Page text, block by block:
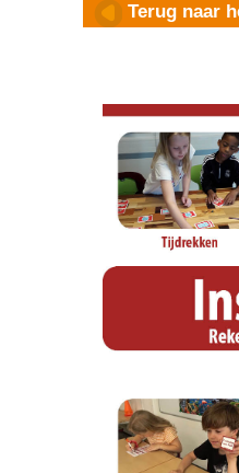
Terug naar